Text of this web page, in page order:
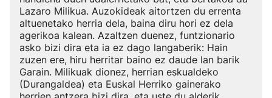
Lazaro Milikua. Auzokideak aitortzen du errenta
altuenetako herria dela, baina diru hori ez dela
agerikoa kalean. Azaltzen duenez, funtzionario
asko bizi dira eta ia ez dago langaberik: Hain
zuzen ere, hiru herritar baino ez daude lan barik
Garain. Milikuak dionez, herrian eskualdeko
(Durangaldea) eta Euskal Herriko gainerako